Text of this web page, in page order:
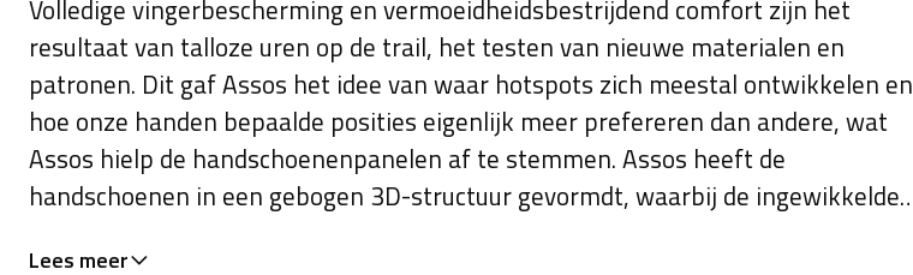
Volledige vingerbescherming en vermoeidheidsbestrijdend comfort zijn het
resultaat van talloze uren op de trail, het testen van nieuwe materialen en
patronen. Dit gaf Assos het idee van waar hotspots zich meestal ontwikkelen en
hoe onze handen bepaalde posities eigenlijk meer prefereren dan andere, wat
Assos hielp de handschoenenpanelen af te stemmen. Assos heeft de
handschoenen in een gebogen 3D-structuur gevormdt, waarbij de ingewikkelde
Lees meer